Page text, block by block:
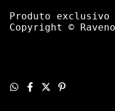
Produto exclusivo
Copyright ©